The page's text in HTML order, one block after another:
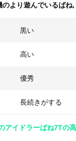
のより遊んでいるばね,
黒い
高い
優秀
長続きがする
アイドラーばね7Tの